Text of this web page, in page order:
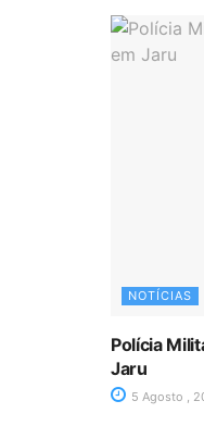
NOTÍCIAS
Polícia
Jaru
5 Agosto ,